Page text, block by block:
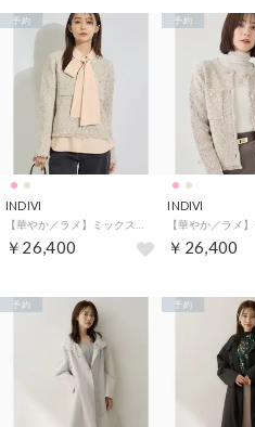
INDIVI
￥26,400
予約
INDIVI
￥26,400
予約
予約 予約